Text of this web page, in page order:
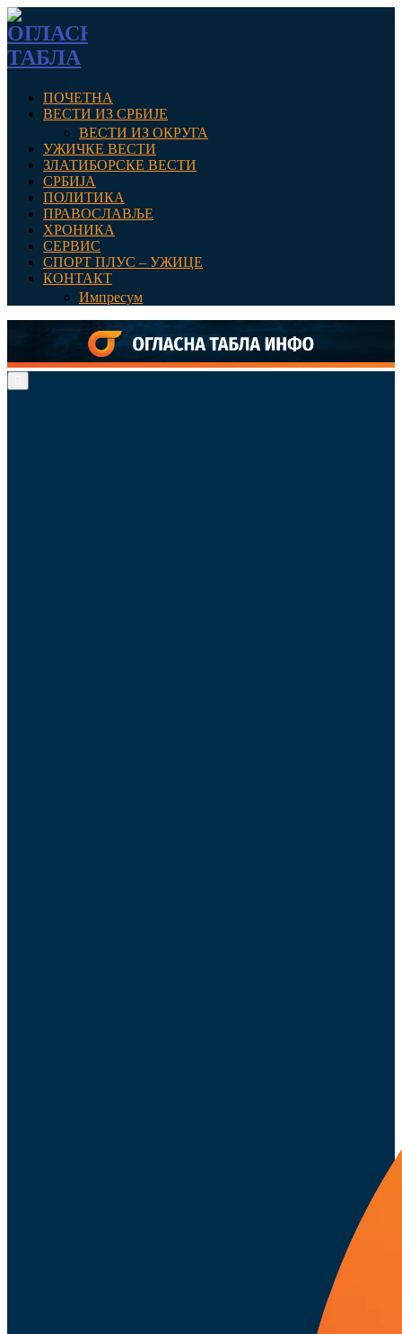
ПОЧЕТНА
ВЕСТИ ИЗ СРБИЈЕ
ВЕСТИ ИЗ ОКРУГА
УЖИЧКЕ ВЕСТИ
ЗЛАТИБОРСКЕ ВЕСТИ
СРБИЈА
ПОЛИТИКА
ПРАВОСЛАВЉЕ
ХРОНИКА
СЕРВИС
СПОРТ ПЛУС – УЖИЦЕ
КОНТАКТ
Импресум
Menu